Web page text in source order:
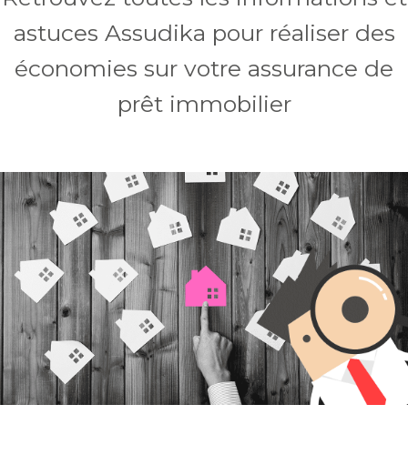
astuces Assudika pour réaliser des
économies sur votre assurance de
prêt immobilier